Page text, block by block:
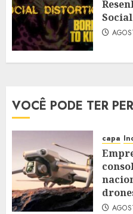
VOCÊ PODE TER
capa